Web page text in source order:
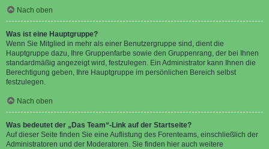
Nach oben
Was ist eine Hauptgruppe?
Wenn Sie Mitglied in mehr als einer Benutzergruppe sind, dient die
Hauptgruppe dazu, Ihre Gruppenfarbe sowie den Gruppenrang, der bei Ihnen
standardmäßig angezeigt wird, festzulegen. Ein Administrator kann Ihnen die
Berechtigung geben, Ihre Hauptgruppe im persönlichen Bereich selbst
festzulegen.
Nach oben
Was bedeutet der „Das Team“-Link auf der Startseite?
Auf dieser Seite finden Sie eine Auflistung des Forenteams, einschließlich der
Administratoren und der Moderatoren. Sie finden hier auch weitere